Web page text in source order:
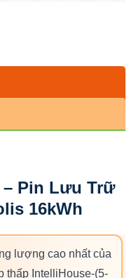
– Pin Lưu Trữ
16kWh
lượng cao nhất của
thấp IntelliHouse-(5-